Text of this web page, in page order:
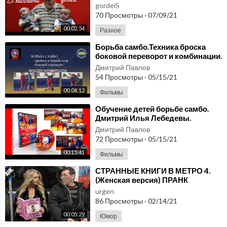
00:02:54
gordeiS
70 Просмотры · 07/09/21
Разное
00:04:12
⁣Борьба самбо.Техника броска
боковой переворот и комбинации.
kfvideo.ru
Дмитрий Павлов
54 Просмотры · 05/15/21
Фильмы
00:15:41
⁣Обучение детей борьбе самбо.
Дмитрий Илья Лебедевы.
kfvideo.ru
Дмитрий Павлов
72 Просмотры · 05/15/21
Фильмы
00:05:29
⁣СТРАННЫЕ КНИГИ В МЕТРО 4.
(Женская версия) ПРАНК
urgen
86 Просмотры · 02/14/21
Юмор